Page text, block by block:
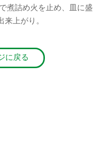
煮詰め火を止め、皿に盛
上がり。
に戻る